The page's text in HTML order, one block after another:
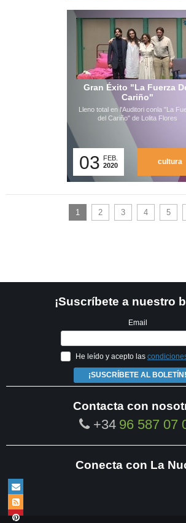
Gran Éxito "La Fuerza
Cariño"
Lleno total en l'Auditori conla "La
del Cariño" de Lolita Flores
03 FEB.
2020
cultura
1 2 3 4 5
¡Suscríbete a nuestro
Email
He leído y acepto las
¡SUSCRÍBETE AL BOLETÍN!
Contacta con
+34 96 587 07
Conecta con La